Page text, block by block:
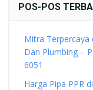
POS-POS
Mitra Terpercaya
Dan Plumbing –
6051
Harga Pipa PPR